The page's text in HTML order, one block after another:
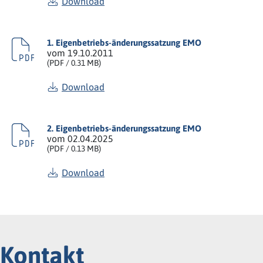
1. Eigenbetriebs-änderungssatzung EMO
vom 19.10.2011
(PDF / 0.31 MB)
Download
2. Eigenbetriebs-änderungssatzung EMO
vom 02.04.2025
(PDF / 0.13 MB)
Download
Kontakt